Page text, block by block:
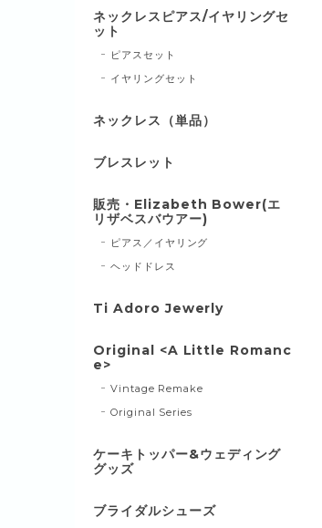
ネックレスピアス/イヤリングセ
ット
ピアスセット
イヤリングセット
ネックレス（単品）
ブレスレット
販売・Elizabeth Bower(エ
リザベスバウアー)
ピアス／イヤリング
ヘッドドレス
Ti Adoro Jewerly
Original <A Little Romanc
e>
Vintage Remake
Original Series
ケーキトッパー&ウェディング
グッズ
ブライダルシューズ